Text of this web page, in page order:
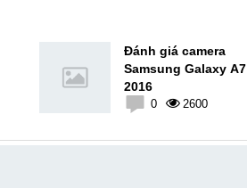
Đánh giá camera
Samsung Galaxy A7
2016
0 2600